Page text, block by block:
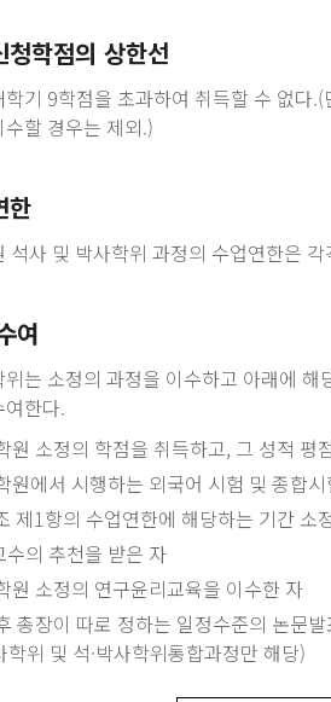
청학점의 상한선
학기 9학점을 초과하여 취득할 수 없다
수할 경우는 제외.)
한
석사 및 박사학위 과정의 수업연한은
여
위는 소정의 과정을 이수하고 아래에
한다.
원 소정의 학점을 취득하고, 그 성적 평
원에서 시행하는 외국어 시험 및 종합
제1항의 수업연한에 해당하는 기간 소
수의 추천을 받은 자
원 소정의 연구윤리교육을 이수한 자
총장이 따로 정하는 일정수준의 논문
학위 및 석·박사학위통합과정만 해당)